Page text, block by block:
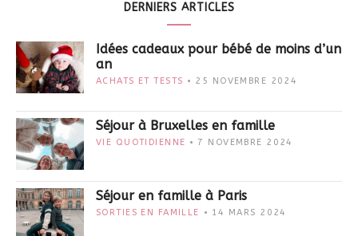
DERNIERS ARTICLES
Idées cadeaux pour bébé de moins d’un
an
ACHATS ET TESTS 25 NOVEMBRE 2024
Séjour à Bruxelles en famille
VIE QUOTIDIENNE 7 NOVEMBRE 2024
Séjour en famille à Paris
SORTIES EN FAMILLE 14 MARS 2024